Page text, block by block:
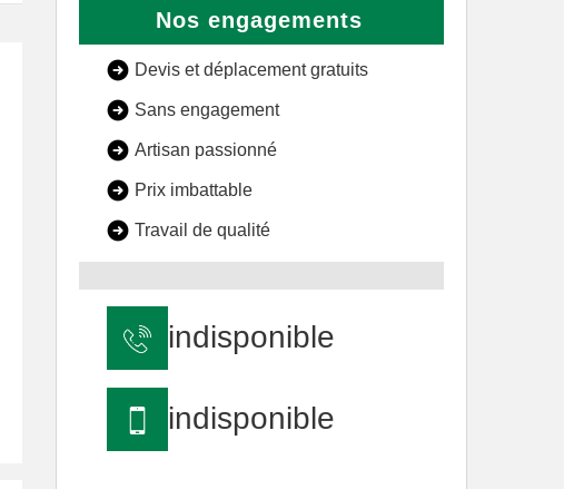
Nos engagements
Devis et déplacement gratuits
Sans engagement
Artisan passionné
Prix imbattable
Travail de qualité
indisponible
indisponible